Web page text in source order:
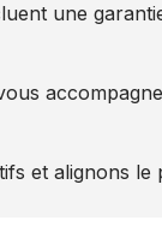
une
et alignons